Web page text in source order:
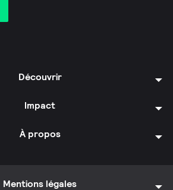
Découvrir
Impact
À propos
Mentions légales